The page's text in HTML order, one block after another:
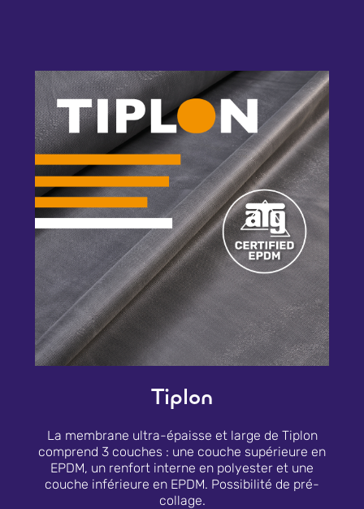
Tiplon
La membrane ultra-épaisse et large de Tiplon
comprend 3 couches : une couche supérieure en
EPDM, un renfort interne en polyester et une
couche inférieure en EPDM. Possibilité de pré-
collage.